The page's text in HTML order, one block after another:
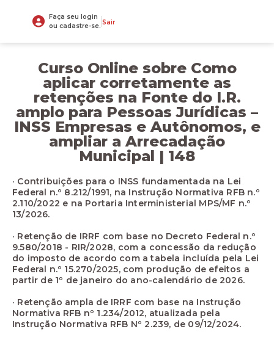
Faça seu login
ou cadastre-se. Sair
Curso Online sobre Como
aplicar corretamente as
retenções na Fonte do I.R.
amplo para Pessoas Jurídicas –
INSS Empresas e Autônomos, e
ampliar a Arrecadação
Municipal | 148
· Contribuições para o INSS fundamentada na Lei
Federal n.º 8.212/1991, na Instrução Normativa RFB n.º
2.110/2022 e na Portaria Interministerial MPS/MF n.º
13/2026.
· Retenção de IRRF com base no Decreto Federal n.º
9.580/2018 - RIR/2028, com a concessão da redução
do imposto de acordo com a tabela incluída pela Lei
Federal n.º 15.270/2025, com produção de efeitos a
partir de 1º de janeiro do ano-calendário de 2026.
· Retenção ampla de IRRF com base na Instrução
Normativa RFB nº 1.234/2012, atualizada pela
Instrução Normativa RFB Nº 2.239, de 09/12/2024.